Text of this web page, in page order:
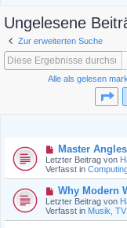
Ungelesene
Zur erweiterten Suche
Alle als gelesen
N
e
u
e
B
e
i
t
Master
Letzter Beitrag von
Verfasst in
N
e
u
e
Why Modern
Letzter Beitrag von
Verfasst in Musik,